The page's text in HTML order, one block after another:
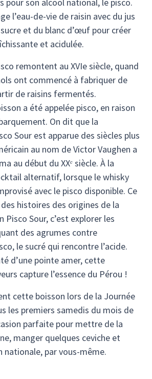
l’eau-de-vie de raisin avec du jus
et du blanc d’œuf pour créer
et acidulée.
remontent au XVIe siècle, quand
ont commencé à fabriquer de
de raisins fermentés.
a été appelée pisco, en raison
On dit que la
Sour est apparue des siècles plus
au nom de Victor Vaughen a
au début du XXᵉ siècle. À la
alternatif, lorsque le whisky
avec le pisco disponible. Ce
histoires des origines de la
Pisco Sour, c’est explorer les
des agrumes contre
le sucré qui rencontre l’acide.
d’une pointe amer, cette
capture l’essence du Pérou !
cette boisson lors de la Journée
les premiers samedis du mois de
parfaite pour mettre de la
manger quelques ceviche et
nationale, par vous-même.